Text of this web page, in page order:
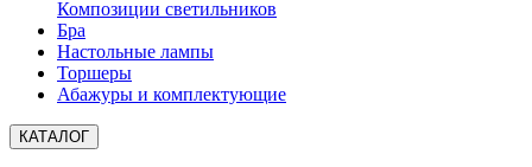
Композиции светильников
Бра
Настольные лампы
Торшеры
Абажуры и комплектующие
КАТАЛОГ